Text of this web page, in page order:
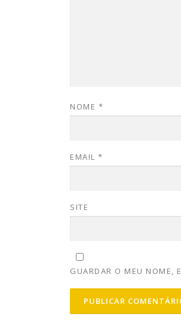
NOME *
EMAIL *
SITE
GUARDAR O MEU NOME,